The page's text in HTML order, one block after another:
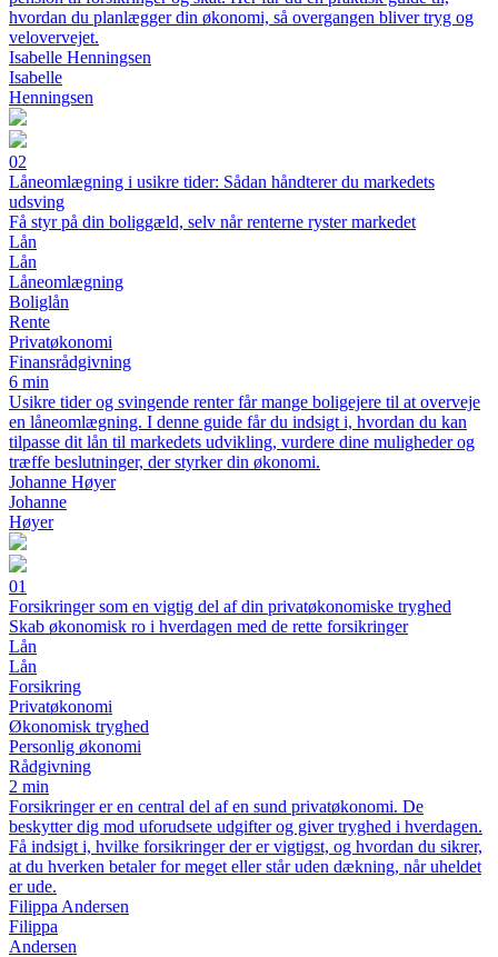
hvordan du planlægger din økonomi, så overgangen bliver tryg og
velovervejet.
Isabelle Henningsen
Isabelle
Henningsen
02
Låneomlægning i usikre tider: Sådan håndterer du markedets
udsving
Få styr på din boliggæld, selv når renterne ryster markedet
Lån
Lån
Låneomlægning
Boliglån
Rente
Privatøkonomi
Finansrådgivning
6 min
Usikre tider og svingende renter får mange boligejere til at overveje
en låneomlægning. I denne guide får du indsigt i, hvordan du kan
tilpasse dit lån til markedets udvikling, vurdere dine muligheder og
træffe beslutninger, der styrker din økonomi.
Johanne Høyer
Johanne
Høyer
01
Forsikringer som en vigtig del af din privatøkonomiske tryghed
Skab økonomisk ro i hverdagen med de rette forsikringer
Lån
Lån
Forsikring
Privatøkonomi
Økonomisk tryghed
Personlig økonomi
Rådgivning
2 min
Forsikringer er en central del af en sund privatøkonomi. De
beskytter dig mod uforudsete udgifter og giver tryghed i hverdagen.
Få indsigt i, hvilke forsikringer der er vigtigst, og hvordan du sikrer,
at du hverken betaler for meget eller står uden dækning, når uheldet
er ude.
Filippa Andersen
Filippa
Andersen